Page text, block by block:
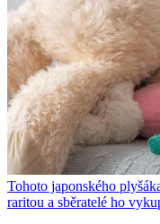
Tohoto japonského
raritou a sběratelé ho